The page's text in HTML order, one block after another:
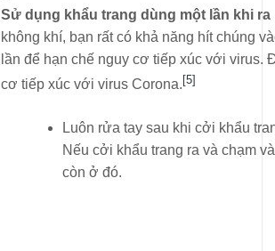
Sử dụng khẩu trang dùng một lần khi
không khí, bạn rất có khả năng hít chúng
lần để hạn chế nguy cơ tiếp xúc với virus.
cơ tiếp xúc với virus Corona. [5]
Luôn rửa tay sau khi cởi khẩu
Nếu cởi khẩu trang ra và chạm
còn ở đó.